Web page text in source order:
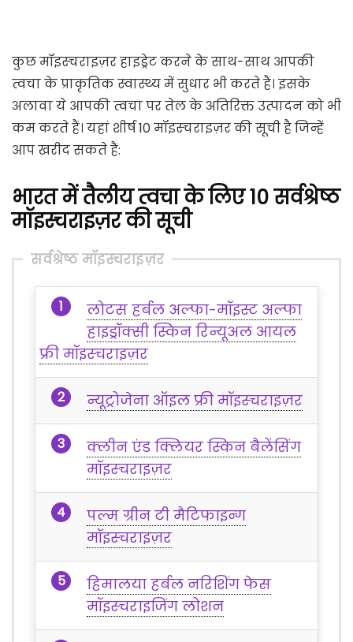
कुछ मॉइस्चराइज़र हाइड्रेट करने के साथ-साथ आपकी
त्वचा के प्राकृतिक स्वास्थ्य में सुधार भी करते हैं। इसके
अलावा ये आपकी त्वचा पर तेल के अतिरिक्त उत्पादन को भी
कम करते हैं। यहां शीर्ष 10 मॉइस्चराइज़र की सूची है जिन्हें
आप खरीद सकते हैं:
भारत में तैलीय त्वचा के लिए 10 सर्वश्रेष्ठ
मॉइस्चराइज़र की सूची
सर्वश्रेष्ठ मॉइस्चराइज़र
लोटस हर्बल अल्फा-मॉइस्ट अल्फा
हाइड्रॉक्सी स्किन रिन्यूअल आयल
फ्री मॉइस्चराइज़र
न्यूट्रोजेना ऑइल फ्री मॉइस्चराइज़र
क्लीन एंड क्लियर स्किन बैलेंसिंग
मॉइस्चराइज़र
पल्म ग्रीन टी मैटिफाइन्ग
मॉइस्चराइज़र
हिमालया हर्बल नरिशिंग फेस
मॉइस्चराइजिंग लोशन